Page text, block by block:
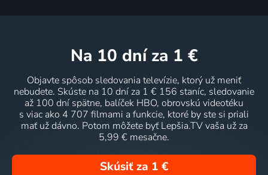
na 10 dní za 1 €
Objavte spôsob sledovania televízie, ktorý už meniť
nebudete. Skúste na 10 dní za 1 € 156 staníc, sledovanie
až 100 dní spätne, balíček HBO, obrovskú videotéku
s viac ako 4 707 filmami a funkcie, ktoré by ste si priali
mať už dávno. Potom môžete byť Lepšia.TV vaša už za
5,99 € mesačne.
Skúsiť za 1 €